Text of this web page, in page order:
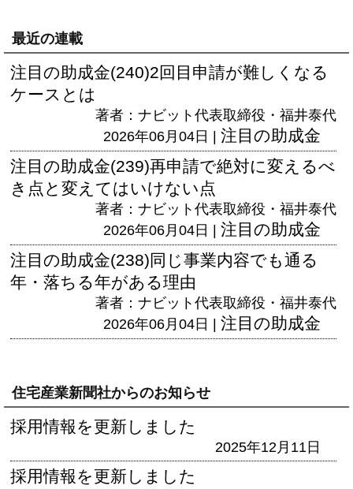
最近の連載
注目の助成金(240)2回目申請が難しくなる
ケースとは
著者：ナビット代表取締役・福井泰代
2026年06月04日 | 注目の助成金
注目の助成金(239)再申請で絶対に変えるべ
き点と変えてはいけない点
著者：ナビット代表取締役・福井泰代
2026年06月04日 | 注目の助成金
注目の助成金(238)同じ事業内容でも通る
年・落ちる年がある理由
著者：ナビット代表取締役・福井泰代
2026年06月04日 | 注目の助成金
住宅産業新聞社からのお知らせ
採用情報を更新しました
2025年12月11日
採用情報を更新しました